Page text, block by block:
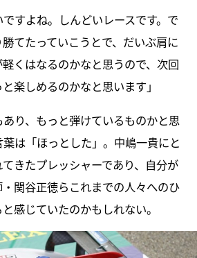
ですよね。しんどいレースです。で
てたっていこうとで、だいぶ肩に
くはなるのかなと思うので、次回
楽しめるのかなと思います」
り、もっと弾けているものかと思
は「ほっとした」。中嶋一貴にと
きたプレッシャーであり、自分が
関谷正徳らこれまでの人々へのひ
感じていたのかもしれない。